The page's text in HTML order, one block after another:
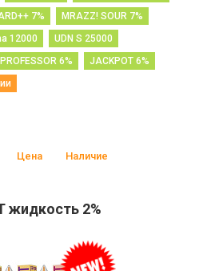
7%
MRAZZ! SOUR 7%
12000
UDN S 25000
PROFESSOR 6%
JACKPOT 6%
Цена Наличие
жидкость 2%